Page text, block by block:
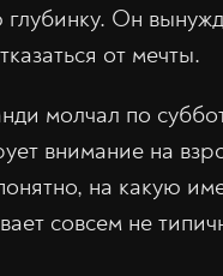
Он
от мечты.
молчал по
внимание на
на какую
совсем не